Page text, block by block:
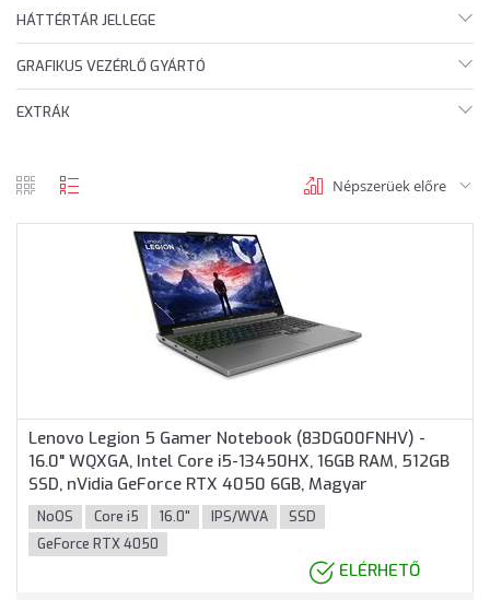
HÁTTÉRTÁR JELLEGE
GRAFIKUS VEZÉRLŐ GYÁRTÓ
EXTRÁK
Népszerüek előre
Lenovo Legion 5 Gamer Notebook (83DG00FNHV) -
16.0" WQXGA, Intel Core i5-13450HX, 16GB RAM, 512GB
SSD, nVidia GeForce RTX 4050 6GB, Magyar
billentyűzet, Operációs rendszer nélkül, 3 év garancia,
Szürke színben
NoOS Core i5 16.0" IPS/WVA
SSD
GeForce RTX 4050
ELÉRHETŐ